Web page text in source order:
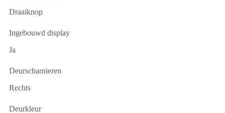
Draaiknop
Ingebouwd display
Ja
Deurscharnieren
Rechts
Deurkleur